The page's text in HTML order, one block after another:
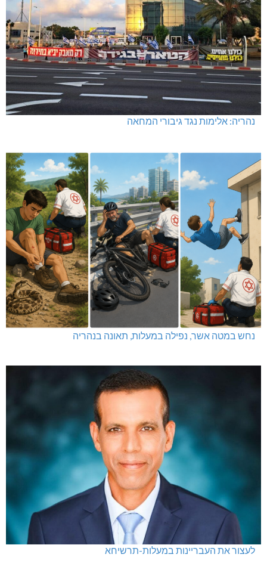
נהריה: אלימות נגד גיבורי המחאה
נחש במטה אשר, נפילה במעלות, תאונה בנהריה
לעצור את העבריינות במעלות-תרשיחא